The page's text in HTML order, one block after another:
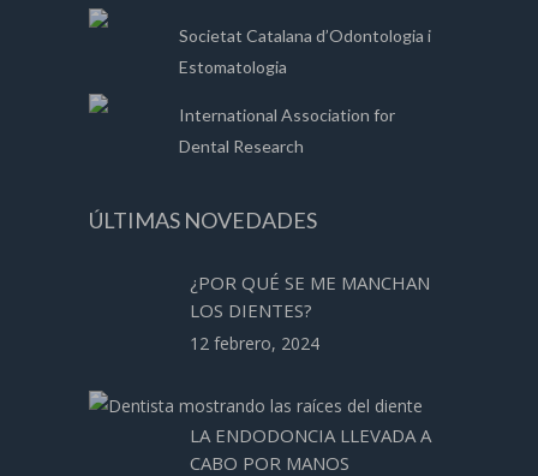
Societat Catalana d’Odontologia i
Estomatologia
International Association for
Dental Research
ÚLTIMAS NOVEDADES
¿POR QUÉ SE ME MANCHAN
LOS DIENTES?
12 febrero, 2024
LA ENDODONCIA LLEVADA A
CABO POR MANOS